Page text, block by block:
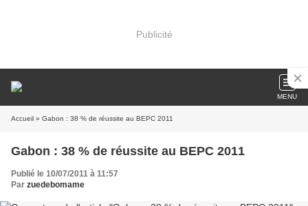
Publicité
MENU
Accueil » Gabon : 38 % de réussite au BEPC 2011
Gabon : 38 % de réussite au BEPC 2011
Publié le 10/07/2011 à 11:57
Par zuedebomame